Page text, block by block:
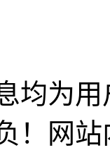
均为
！网